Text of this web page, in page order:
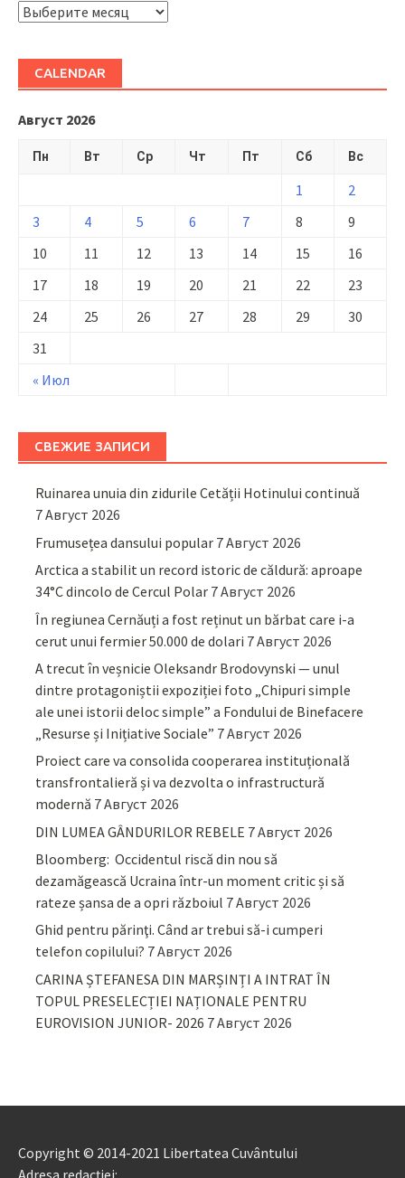
ARHIVĂ
CALENDAR
Август 2026
Пн Вт Ср Чт Пт Сб Вс
« Июл
1
2
3
4 5 6 7 8
9
10
11 12 13 14 15
16
17
18 19 20 21 22
23
24
25 26 27 28 29
30
31
СВЕЖИЕ ЗАПИСИ
Ruinarea unuia din zidurile Cetății Hotinului continuă
7 Август 2026
Frumusețea dansului popular 7 Август 2026
Arctica a stabilit un record istoric de căldură: aproape
34°C dincolo de Cercul Polar 7 Август 2026
În regiunea Cernăuți a fost reținut un bărbat care i-a
cerut unui fermier 50.000 de dolari 7 Август 2026
A trecut în veșnicie Oleksandr Brodovynski — unul
dintre protagoniștii expoziției foto „Chipuri simple
ale unei istorii deloc simple” a Fondului de Binefacere
„Resurse și Inițiative Sociale” 7 Август 2026
Proiect care va consolida cooperarea instituțională
transfrontalieră și va dezvolta o infrastructură
modernă 7 Август 2026
DIN LUMEA GÂNDURILOR REBELE 7 Август 2026
Bloomberg: Occidentul riscă din nou să
dezamăgească Ucraina într-un moment critic și să
rateze șansa de a opri războiul 7 Август 2026
Ghid pentru părinţi. Când ar trebui să-i cumperi
telefon copilului? 7 Август 2026
CARINA ȘTEFANESA DIN MARȘINȚI A INTRAT ÎN
TOPUL PRESELECȚIEI NAȚIONALE PENTRU
EUROVISION JUNIOR- 2026 7 Август 2026
Copyright © 2014-2021 Libertatea Cuvântului
Adresa redacției: